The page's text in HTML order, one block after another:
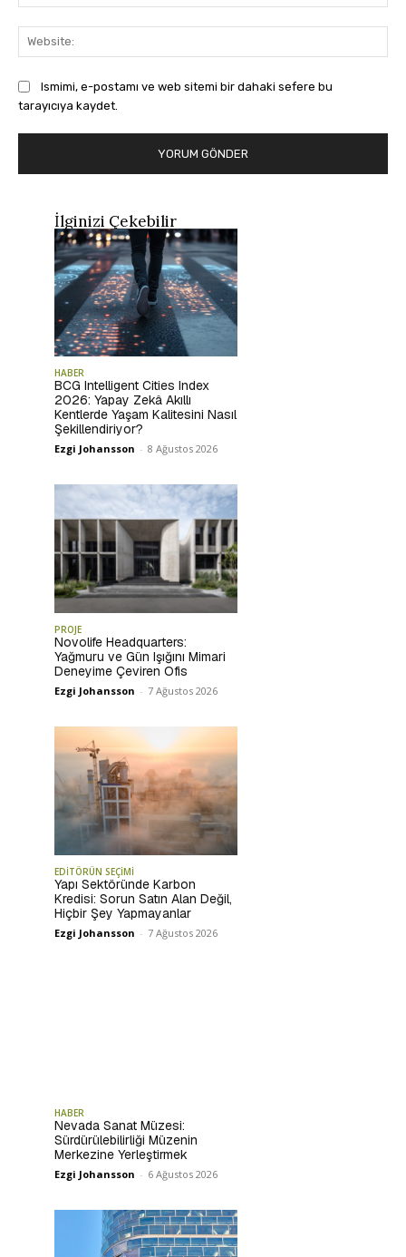
Ismimi, e-postamı ve web sitemi bir dahaki sefere bu
tarayıcıya kaydet.
İlginizi Çekebilir
HABER
BCG Intelligent Cities Index
2026: Yapay Zekâ Akıllı
Kentlerde Yaşam Kalitesini Nasıl
Şekillendiriyor?
Ezgi Johansson - 8 Ağustos 2026
PROJE
Novolife Headquarters:
Yağmuru ve Gün Işığını Mimari
Deneyime Çeviren Ofis
Ezgi Johansson - 7 Ağustos 2026
EDİTÖRÜN SEÇİMİ
Yapı Sektöründe Karbon
Kredisi: Sorun Satın Alan Değil,
Hiçbir Şey Yapmayanlar
Ezgi Johansson - 7 Ağustos 2026
HABER
Nevada Sanat Müzesi:
Sürdürülebilirliği Müzenin
Merkezine Yerleştirmek
Ezgi Johansson - 6 Ağustos 2026